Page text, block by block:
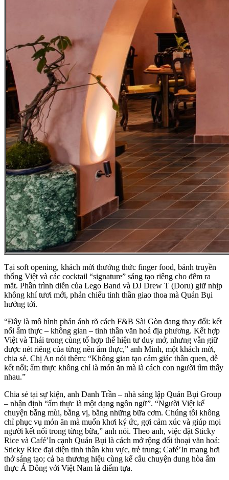
Tại soft opening, khách mời thưởng thức finger food, bánh truyền
thống Việt và các cocktail “signature” sáng tạo riêng cho đêm ra
mắt. Phần trình diễn của Lego Band và DJ Drew T (Doru) giữ nhịp
không khí tươi mới, phản chiếu tinh thần giao thoa mà Quán Bụi
hướng tới.
“Đây là mô hình phản ánh rõ cách F&B Sài Gòn đang thay đổi: kết
nối ẩm thực – không gian – tinh thần văn hoá địa phương. Kết hợp
Việt và Thái trong cùng tổ hợp thể hiện tư duy mở, nhưng vẫn giữ
được nét riêng của từng nền ẩm thực,” anh Minh, một khách mời,
chia sẻ. Chị An nói thêm: “Không gian tạo cảm giác thân quen, dễ
kết nối; ẩm thực không chỉ là món ăn mà là cách con người tìm thấy
nhau.”
Chia sẻ tại sự kiện, anh Danh Trần – nhà sáng lập Quán Bụi Group
– nhận định “ẩm thực là một dạng ngôn ngữ”. “Người Việt kể
chuyện bằng mùi, bằng vị, bằng những bữa cơm. Chúng tôi không
chỉ phục vụ món ăn mà muốn khơi ký ức, gợi cảm xúc và giúp mọi
người kết nối trong từng bữa,” anh nói. Theo anh, việc đặt Sticky
Rice và Café’In cạnh Quán Bụi là cách mở rộng đối thoại văn hoá:
Sticky Rice đại diện tinh thần khu vực, trẻ trung; Café’In mang hơi
thở sáng tạo; cả ba thương hiệu cùng kể câu chuyện dung hòa ẩm
thực Á Đông với Việt Nam là điểm tựa.